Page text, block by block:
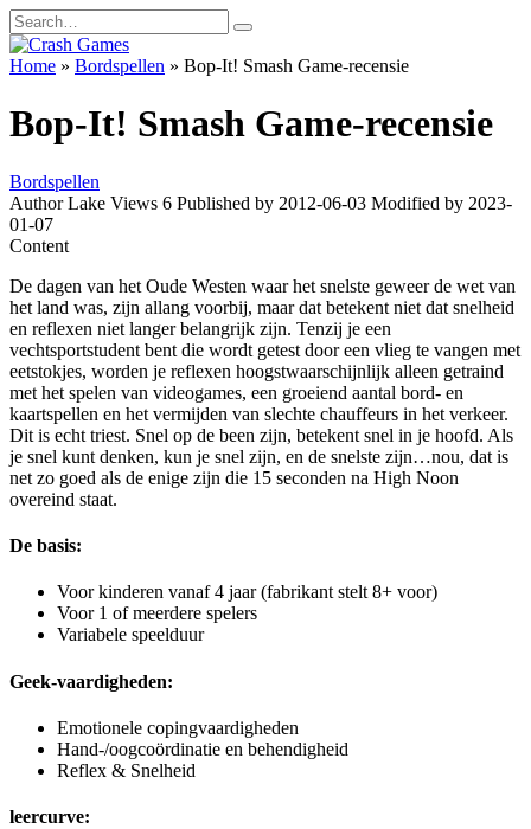
Skip
to
content
Search
for:
Home » Bordspellen » Bop-It! Smash Game-recensie
Bop-It! Smash Game-recensie
Bordspellen
Author Lake Views 6 Published by 2012-06-03 Modified by 2023-
01-07
Content
De dagen van het Oude Westen waar het snelste geweer de wet van
het land was, zijn allang voorbij, maar dat betekent niet dat snelheid
en reflexen niet langer belangrijk zijn. Tenzij je een
vechtsportstudent bent die wordt getest door een vlieg te vangen met
eetstokjes, worden je reflexen hoogstwaarschijnlijk alleen getraind
met het spelen van videogames, een groeiend aantal bord- en
kaartspellen en het vermijden van slechte chauffeurs in het verkeer.
Dit is echt triest. Snel op de been zijn, betekent snel in je hoofd. Als
je snel kunt denken, kun je snel zijn, en de snelste zijn…nou, dat is
net zo goed als de enige zijn die 15 seconden na High Noon
overeind staat.
De basis:
Voor kinderen vanaf 4 jaar (fabrikant stelt 8+ voor)
Voor 1 of meerdere spelers
Variabele speelduur
Geek-vaardigheden:
Emotionele copingvaardigheden
Hand-/oogcoördinatie en behendigheid
Reflex & Snelheid
leercurve: